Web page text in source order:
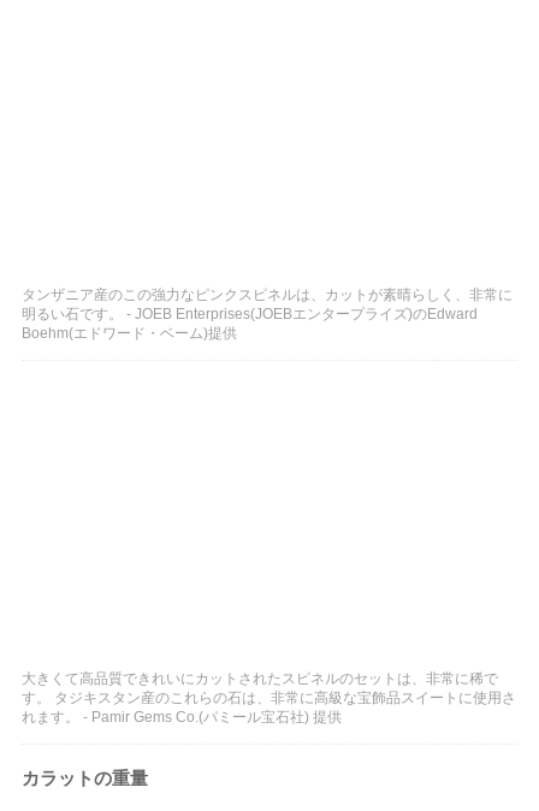
タンザニア産のこの強力なピンクスピネルは、カットが素晴らしく、非常に
明るい石です。 - JOEB Enterprises(JOEBエンタープライズ)のEdward
Boehm(エドワード・ベーム)提供
大きくて高品質できれいにカットされたスピネルのセットは、非常に稀で
す。 タジキスタン産のこれらの石は、非常に高級な宝飾品スイートに使用さ
れます。 - Pamir Gems Co.(パミール宝石社) 提供
カラットの重量